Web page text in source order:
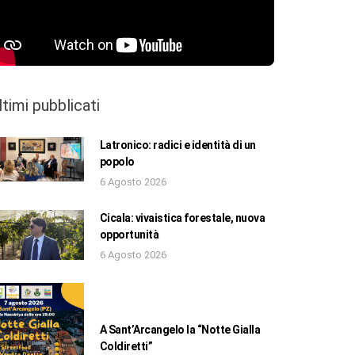
pubblicati
Latronico: radici e identità di un
popolo
6 Agosto 2026
Cicala: vivaistica forestale, nuova
opportunità
6 Agosto 2026
A Sant’Arcangelo la “Notte Gialla
Coldiretti”